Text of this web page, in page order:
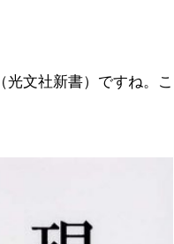
（光文社新書）ですね。こ